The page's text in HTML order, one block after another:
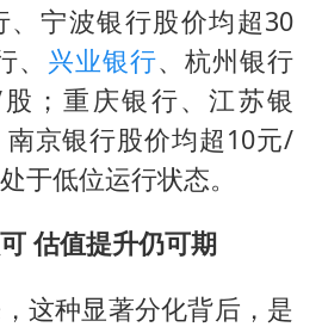
、宁波银行股价均超30
兴业银行、杭州银行
；重庆银行、江苏银
京银行股价均超10元/
于低位运行状态。
估值提升仍可期
这种显著分化背后，是